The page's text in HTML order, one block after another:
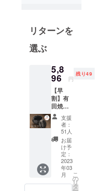
以前福岡に
も窯元があ
りました。
野間焼とい
います。
ほうろくや
薬土瓶を焼
いていた産
地です。今
は福岡の住
宅地域と
まっていま
す。そんな
生い立ちか
リターンを
選ぶ
5,8
96 円
残り49
【早
割】有
田焼 1
合炊き
ご飯土
鍋 ・販
売予定
価格
8,800円
（税
込） ・
割引
率
支援
者：
51人
お届
け予
定：
2023
年03
月
こ
の
リ
タ